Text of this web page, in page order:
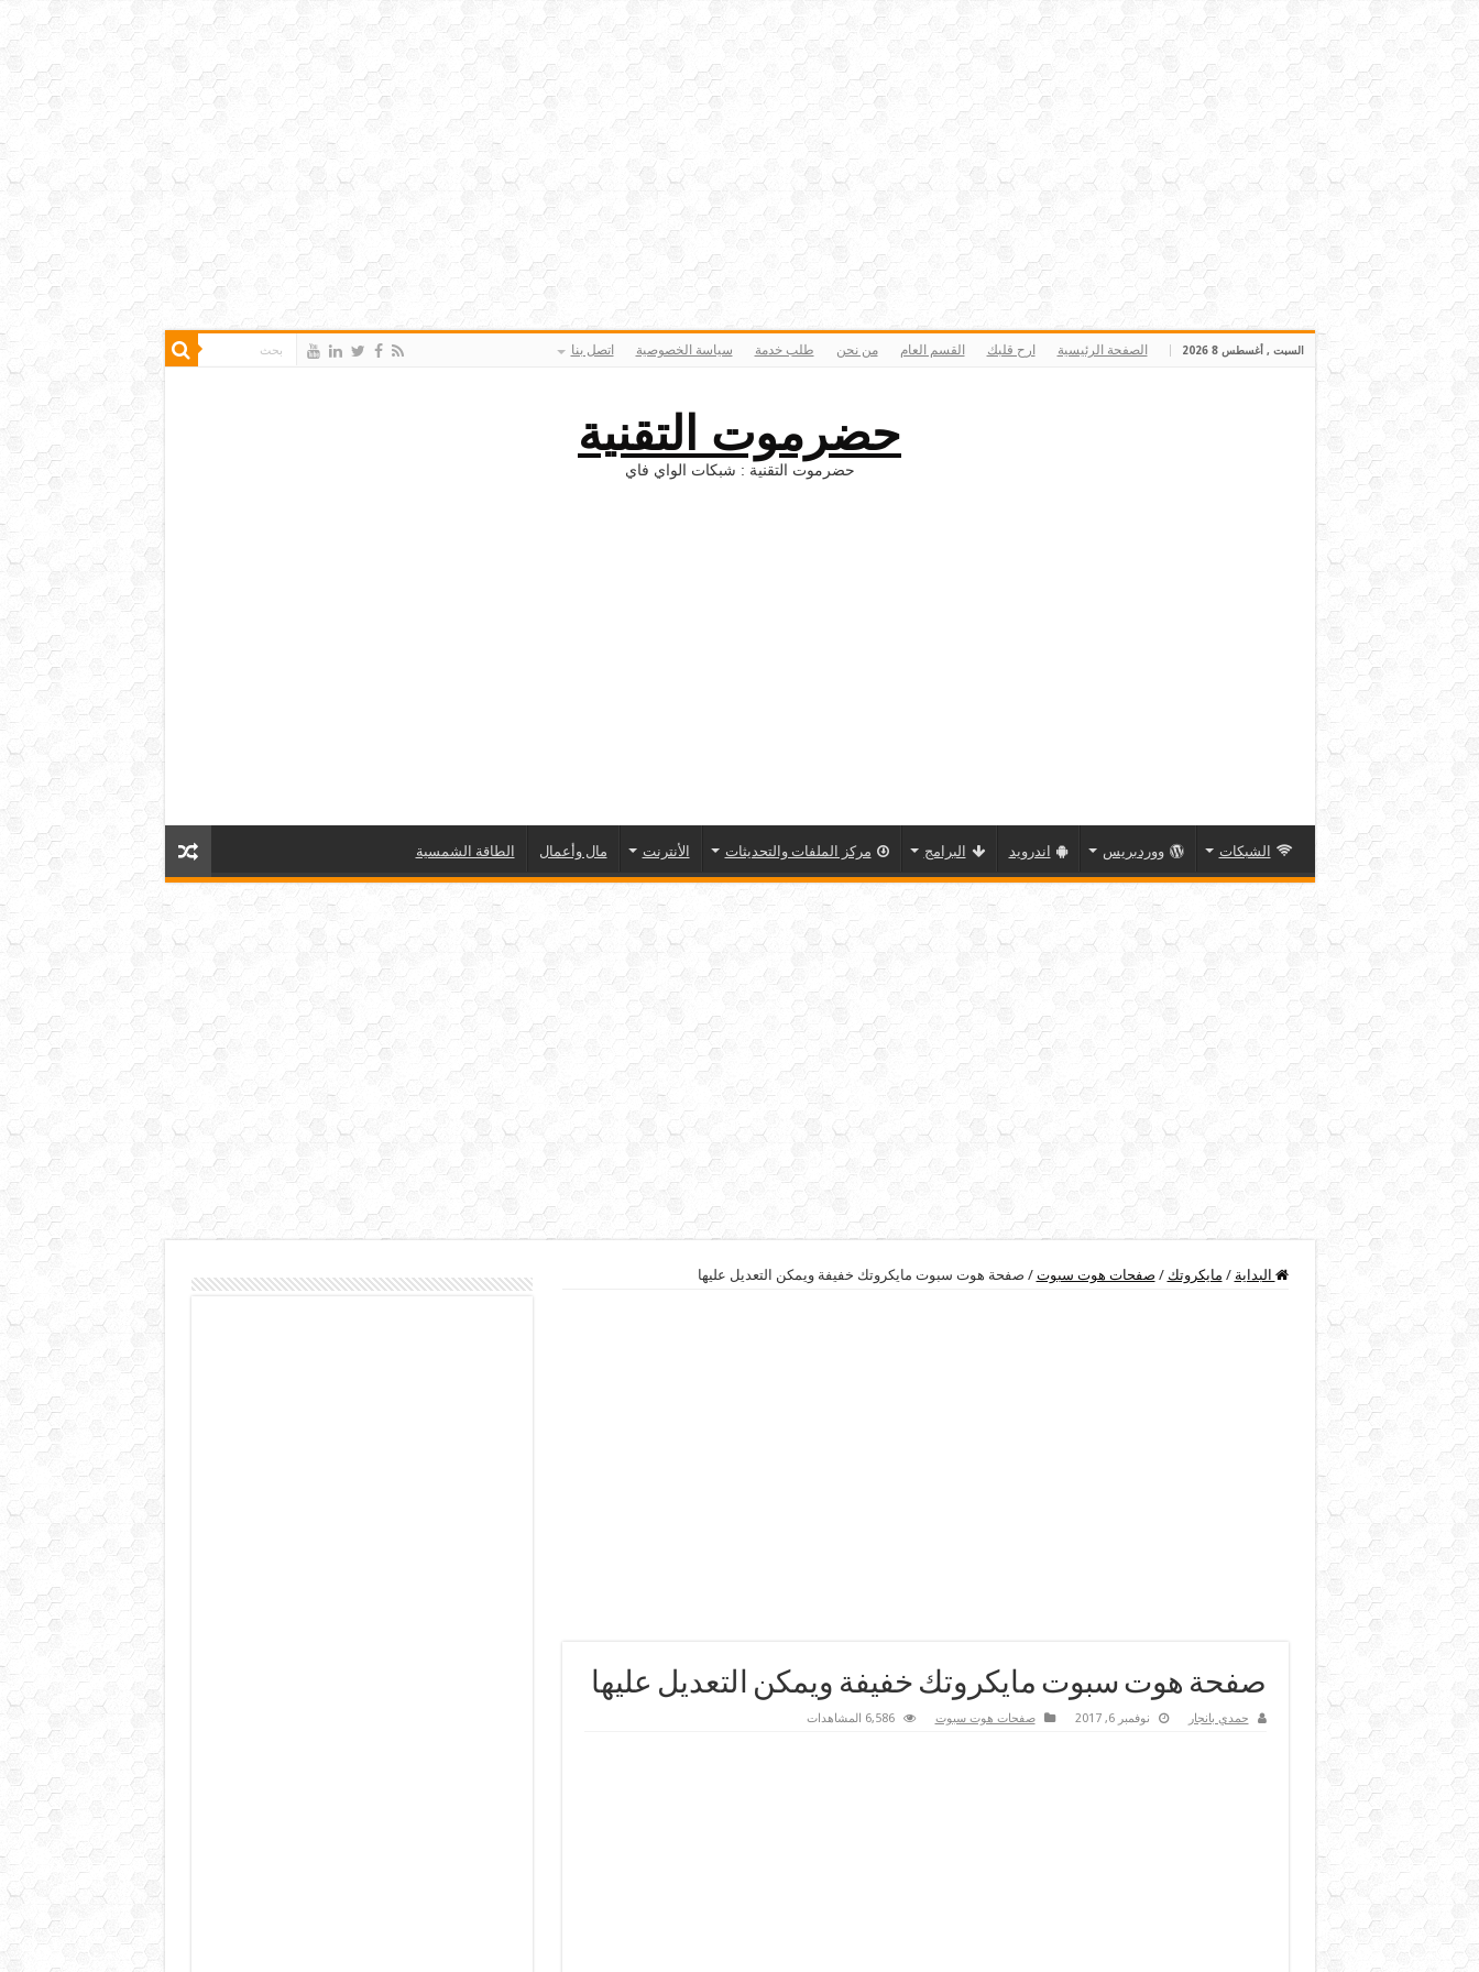
السبت , أغسطس 8 2026 الصفحة الرئيسية ارح قلبك القسم العام من نحن طلب خدمة سياسة الخصوصية اتصل بنا
حضرموت التقنية
حضرموت التقنية : شبكات الواي فاي
الشبكات ووردبريس اندرويد البرامج مركز الملفات والتحديثات الأنترنت مال وأعمال الطاقة الشمسية
البداية / مايكروتك / صفحات هوت سبوت / صفحة هوت سبوت مايكروتك خفيفة ويمكن التعديل عليها
صفحة هوت سبوت مايكروتك خفيفة ويمكن التعديل عليها
حمدي بانجار نوفمبر 6, 2017 صفحات هوت سبوت 6,586 المشاهدات